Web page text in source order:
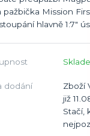
pažbička Mission
hlavně 1:7"
dodání
Zboží
již
Stačí,